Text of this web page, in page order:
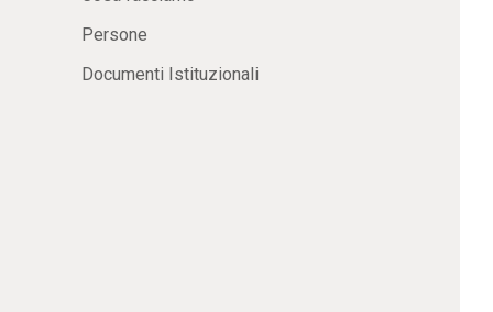
Persone
Documenti Istituzionali